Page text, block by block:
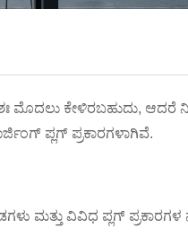
ಮೊದಲು ಕೇಳಿರಬಹುದು, ಆದರೆ
ಪ್ಲಗ್ ಪ್ರಕಾರಗಳಾಗಿವೆ.
ಮತ್ತು ವಿವಿಧ ಪ್ಲಗ್ ಪ್ರಕಾರಗಳ